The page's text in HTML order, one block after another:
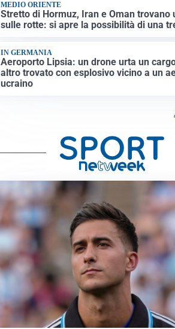
MEDIO ORIENTE
Stretto di Hormuz, Iran e Oman trovano
sulle rotte: si apre la possibilità di una
IN GERMANIA
Aeroporto Lipsia: un drone urta un
altro trovato con esplosivo vicino a un
ucraino